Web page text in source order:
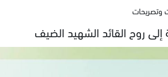
وتصريحات
روح القائد الشهيد الضيف